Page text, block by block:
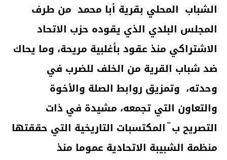
الشباب المحلي بقرية أبا محمد من طرف
المجلس البلدي الذي يقوده حزب الاتحاد
الاشتراكي منذ عقود بأغلبية مريحة، وما يحاك
ضد شباب القرية من الخلف للضرب في
وحدته، وتمزيق روابط الصلة والأخوة
والتعاون التي تجمعه، مشيدة في ذات
التصريح ب ّ المكتسبات التاريخية التي حققتها
منظمة الشبيبة الاتحادية عموما منذ